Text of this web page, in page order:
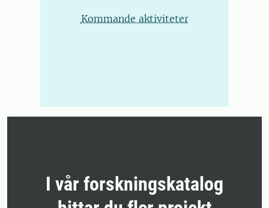
Kommande aktiviteter
I vår forskningskatalog